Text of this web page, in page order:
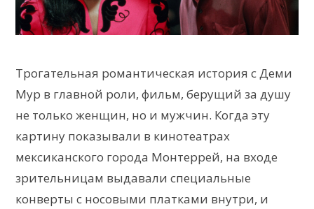
Трогательная романтическая история с Деми
Мур в главной роли, фильм, берущий за душу
не только женщин, но и мужчин. Когда эту
картину показывали в кинотеатрах
мексиканского города Монтеррей, на входе
зрительницам выдавали специальные
конверты с носовыми платками внутри, и